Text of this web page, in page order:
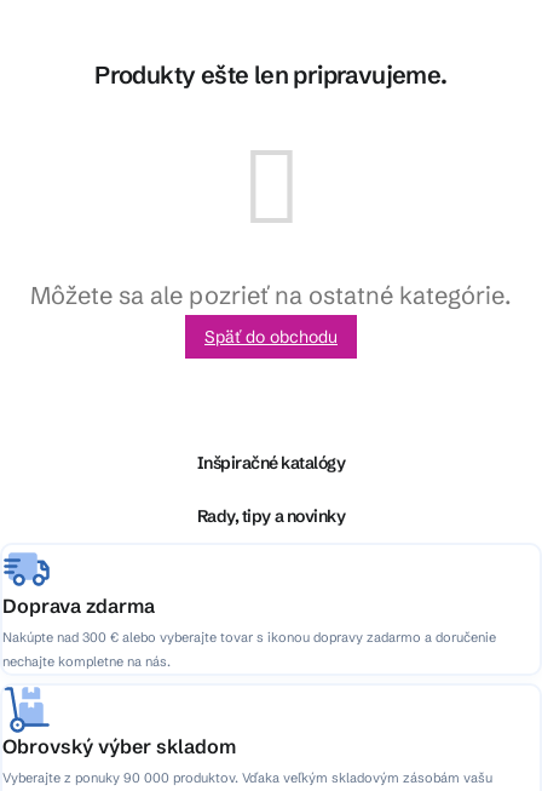
Produkty ešte len pripravujeme.
Môžete sa ale pozrieť na ostatné kategórie.
Späť do obchodu
e
Inšpiračné katalógy
Rady, tipy a novinky
Doprava zdarma
Nakúpte nad 300 € alebo vyberajte tovar s ikonou dopravy zadarmo a doručenie
nechajte kompletne na nás.
Obrovský výber skladom
Vyberajte z ponuky 90 000 produktov. Vďaka veľkým skladovým zásobám vašu